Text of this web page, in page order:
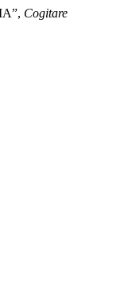
Cogitare